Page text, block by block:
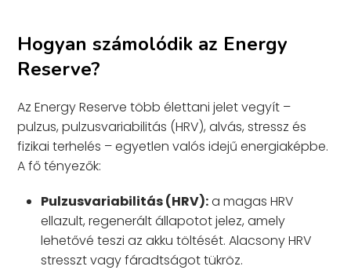
Hogyan számolódik az Energy
Reserve?
Az Energy Reserve több élettani jelet vegyít –
pulzus, pulzusvariabilitás (HRV), alvás, stressz és
fizikai terhelés – egyetlen valós idejű energiaképbe.
A fő tényezők:
Pulzusvariabilitás (HRV):a magas HRV
ellazult, regenerált állapotot jelez, amely
lehetővé teszi az akku töltését. Alacsony HRV
stresszt vagy fáradtságot tükröz.